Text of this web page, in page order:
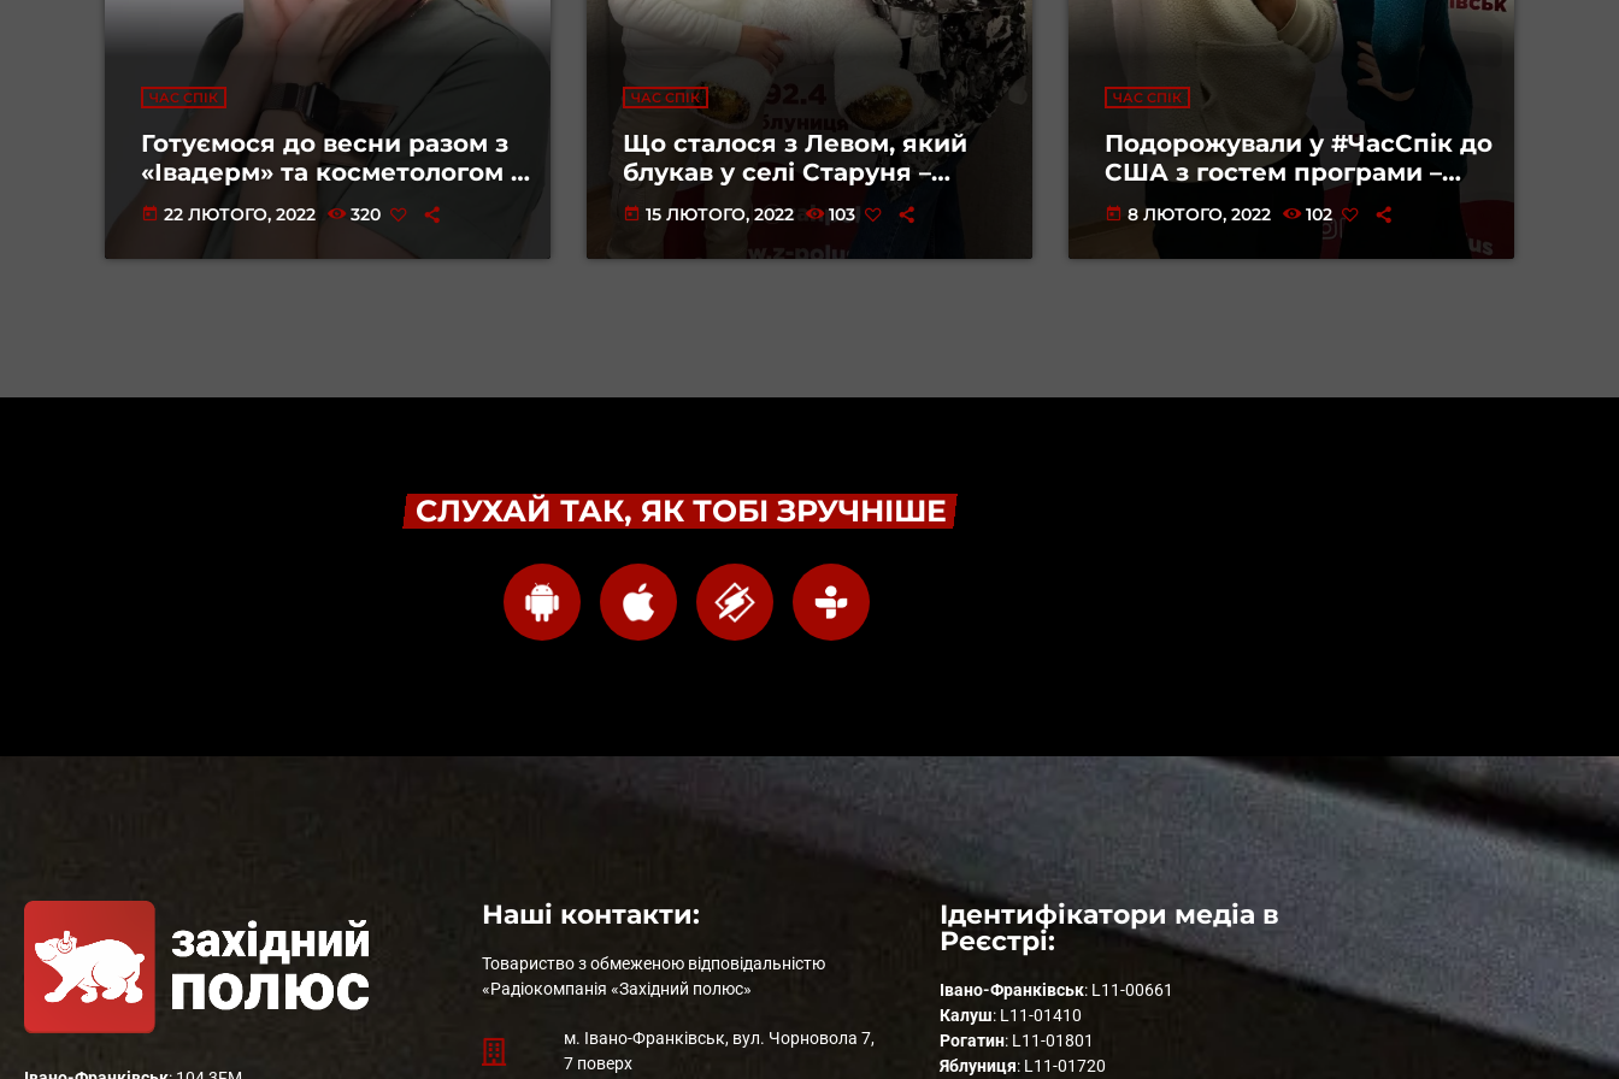
ЧАС СПІК
Готуємося до весни разом з
«Івадерм» та косметологом –
Марією Цідило
today 22 ЛЮТОГО, 2022 320
ЧАС СПІК
Що сталося з Левом, який
блукав у селі Старуня –
Наталія Когут
today 15 ЛЮТОГО, 2022 103
ЧАС СПІК
Подорожували у #ЧасСпік до
США з гостем програми –
Андрієм Пашин
today 8 ЛЮТОГО, 2022 102
СЛУХАЙ ТАК, ЯК ТОБІ ЗРУЧНІШЕ
Наші контакти:
Товариство з обмеженою відповідальністю
«Радіокомпанія «Західний полюс»
м. Івано-Франківськ, вул. Чорновола 7,
7 поверх
Ідентифікатори медіа в
Реєстрі:
Івано-Франківськ: L11-00661
Калуш: L11-01410
Рогатин: L11-01801
Яблуниця: L11-01720